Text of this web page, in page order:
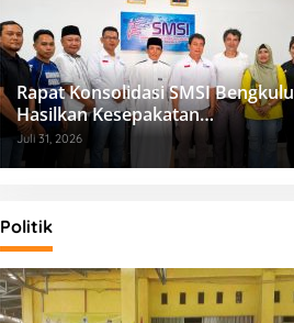
Rapat Konsolidasi SMSI Bengkulu
Hasilkan Kesepakatan
Pembentukan Pokja Newsroom
Kolaboratif
Juli 31, 2026
Politik